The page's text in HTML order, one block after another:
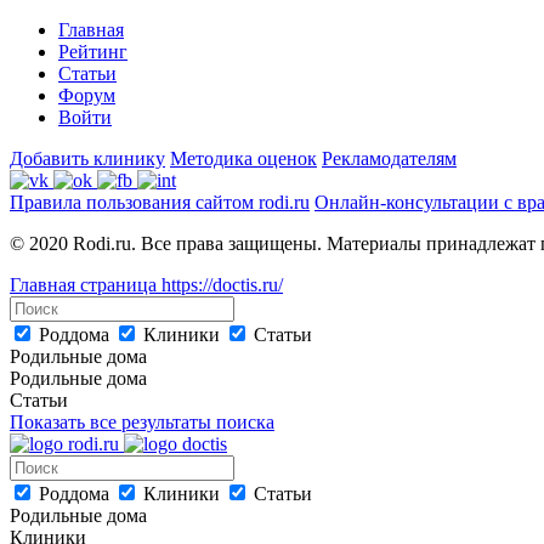
Главная
Рейтинг
Статьи
Форум
Войти
Добавить клинику Методика оценок Рекламодателям
Правила пользования сайтом rodi.ru Онлайн-консультации с
© 2020 Rodi.ru. Все права защищены. Материалы принадлежат
Главная страница https://doctis.ru/
Роддома Клиники
Статьи
Родильные дома
Родильные дома
Статьи
Показать все результаты поиска
Роддома Клиники
Статьи
Родильные дома
Клиники